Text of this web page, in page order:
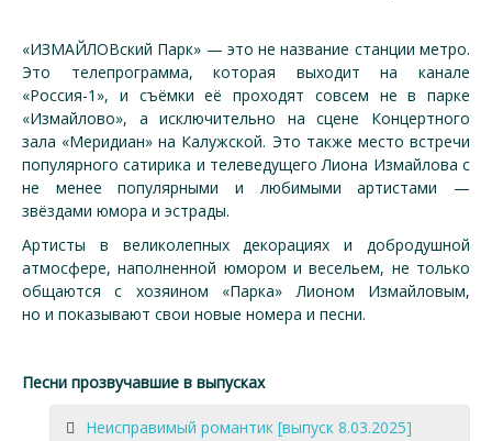
«ИЗМАЙЛОВский Парк» — это не название станции метро.
Это телепрограмма, которая выходит на канале
«Россия-1», и съёмки её проходят совсем не в парке
«Измайлово», а исключительно на сцене Концертного
зала «Меридиан» на Калужской. Это также место встречи
популярного сатирика и телеведущего Лиона Измайлова с
не менее популярными и любимыми артистами —
звёздами юмора и эстрады.
Артисты в великолепных декорациях и добродушной
атмосфере, наполненной юмором и весельем, не только
общаются с хозяином «Парка» Лионом Измайловым,
но и показывают свои новые номера и песни.
Песни прозвучавшие в выпусках
Неисправимый романтик [выпуск 8.03.2025]